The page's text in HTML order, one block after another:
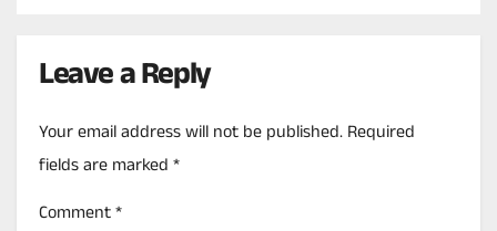
Leave a Reply
Your email address will not be published.Required
fields are marked*
Comment*